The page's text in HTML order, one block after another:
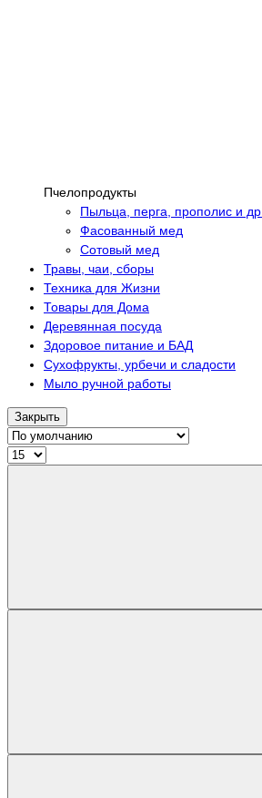
Пчелопродукты
Пыльца, перга, прополис и др.
Фасованный мед
Сотовый мед
Травы, чаи, сборы
Техника для Жизни
Товары для Дома
Деревянная посуда
Здоровое питание и БАД
Сухофрукты, урбечи и сладости
Мыло ручной работы
Закрыть